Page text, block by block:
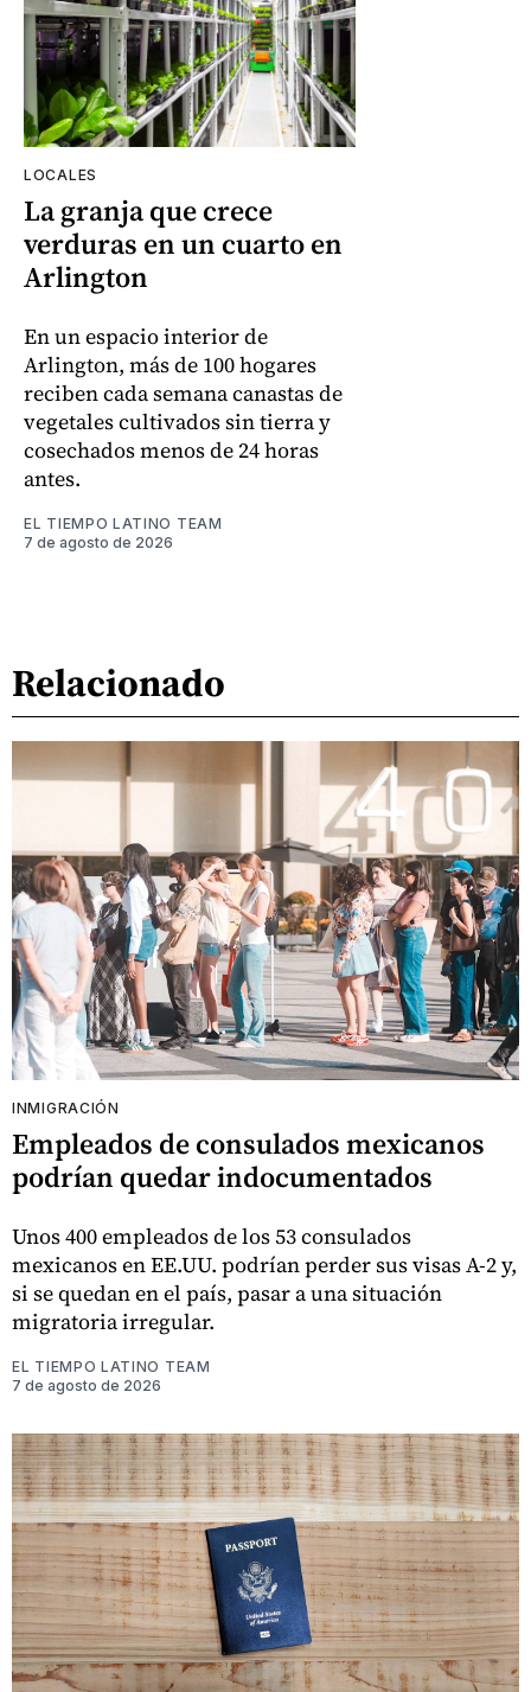
LOCALES
La granja que crece
verduras en un cuarto en
Arlington
En un espacio interior de
Arlington, más de 100 hogares
reciben cada semana canastas de
vegetales cultivados sin tierra y
cosechados menos de 24 horas
antes.
EL TIEMPO LATINO TEAM
7 de agosto de 2026
Relacionado
INMIGRACIÓN
Empleados de consulados mexicanos
podrían quedar indocumentados
Unos 400 empleados de los 53 consulados
mexicanos en EE.UU. podrían perder sus visas A-2 y,
si se quedan en el país, pasar a una situación
migratoria irregular.
EL TIEMPO LATINO TEAM
7 de agosto de 2026